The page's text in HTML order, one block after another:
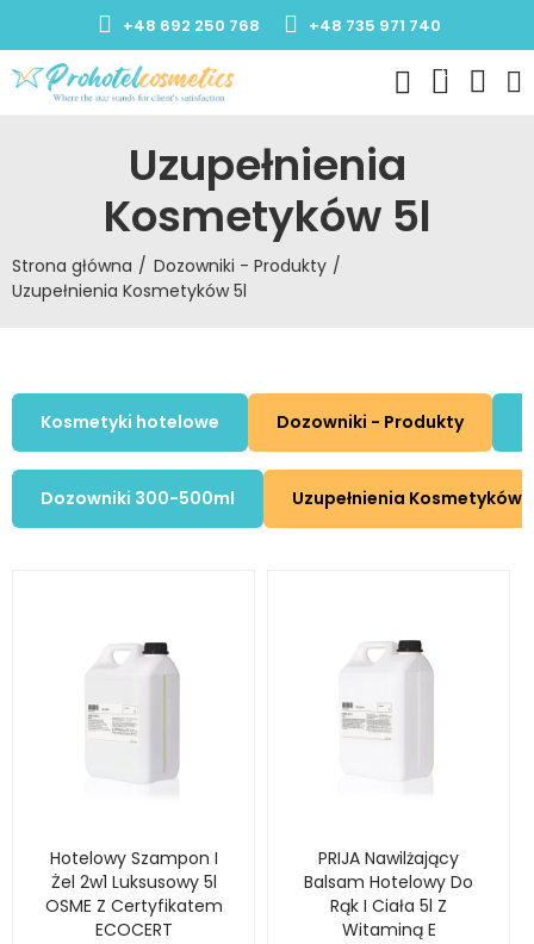
+48 692 250 768 +48 735 971 740
0
Uzupełnienia
Kosmetyków 5l
Strona główna
Dozowniki - Produkty
Uzupełnienia Kosmetyków 5l
Kosmetyki hotelowe Dozowniki - Produkty
Dozowniki 300-500ml Uzupełnienia Kosmetyków
Hotelowy Szampon I
Żel 2w1 Luksusowy 5l
OSME Z Certyfikatem
ECOCERT
PRIJA Nawilżający
Balsam Hotelowy Do
Rąk I Ciała 5l Z
Witaminą E